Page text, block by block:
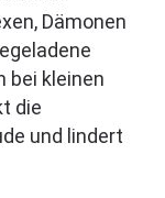
Dämonen
bei kleinen
die
und lindert